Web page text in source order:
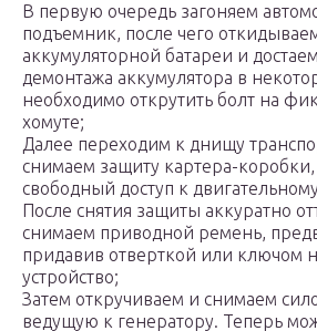
В первую очередь загоняем
подъемник, после чего
аккумуляторной батареи и
демонтажа аккумулятора в
необходимо открутить болт на
хомуте;
Далее переходим к днищу
снимаем защиту картера-коробки,
свободный доступ к
После снятия защиты аккуратно
снимаем приводной ремень,
придавив отверткой или ключом
устройство;
Затем откручиваем и снимаем
ведущую к генератору. Теперь